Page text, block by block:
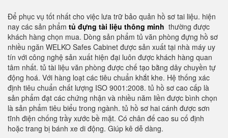
Để phục vụ tốt nhất cho việc lưa trữ bảo quản hồ sơ tai liệu. hiện
nay các sản phẩm tủ đựng tài liệu thông minh thường được
khách hàng chọn mua. Dòng sản phẩm tủ văn phòng đựng hồ sơ
nhiều ngăn WELKO Safes Cabinet được sản xuất tại nhà máy uy
tín với công nghệ sản xuất hiện đại luôn được khách hàng quan
tâm nhất. tủ tài liệu văn phòng được chế tạo bằng dây chuyền tự
động hoá. Với hàng loạt các tiêu chuẩn khắt khe. Hệ thống xác
định tiêu chuẩn chất lượng ISO 9001:2008. tủ hồ sơ cao cấp là
sản phẩm đạt các chứng nhận và nhiều năm liền được bình chọn
là sản phẩm tiêu biểu trong ngành. tủ hồ sơ hai cánh được sơn
tĩnh điện chống trầy xước bề mặt. Có chân đế cao su cố định
hoặc trang bị bánh xe di động. Giúp kê dễ dàng.